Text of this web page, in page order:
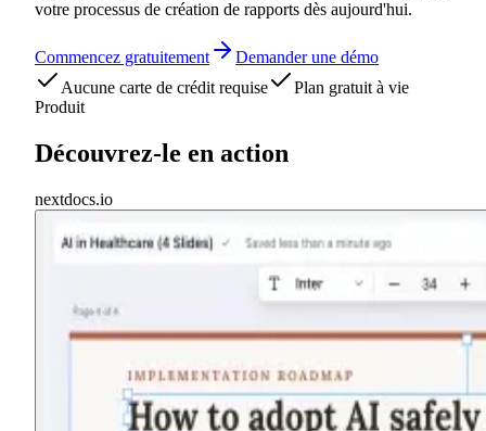
votre processus de création de rapports dès aujourd'hui.
Commencez gratuitement
Demander une démo
Aucune carte de crédit requise
Plan gratuit à vie
Produit
Découvrez-le en action
nextdocs.io